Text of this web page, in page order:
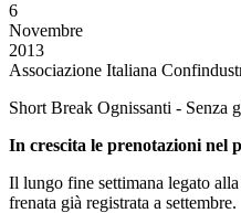
6
Novembre
2013
Associazione Italiana
Short Break Ognissanti - Senza
In crescita le prenotazioni nel
Il lungo fine settimana legato
frenata già registrata a settembre.